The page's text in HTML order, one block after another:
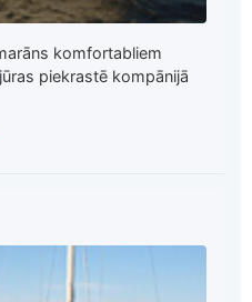
komfortabliem
piekrastē kompānijā